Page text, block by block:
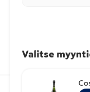
Valitse